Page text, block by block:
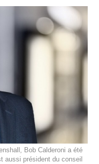
Bob Calderoni a été
aussi président du conseil